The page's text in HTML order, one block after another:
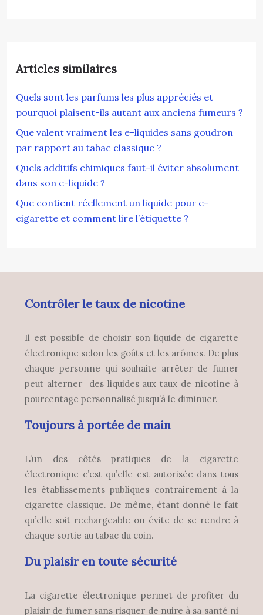
Articles similaires
Quels sont les parfums les plus appréciés et
pourquoi plaisent-ils autant aux anciens fumeurs ?
Que valent vraiment les e-liquides sans goudron
par rapport au tabac classique ?
Quels additifs chimiques faut-il éviter absolument
dans son e-liquide ?
Que contient réellement un liquide pour e-
cigarette et comment lire l’étiquette ?
Contrôler le taux de nicotine
Il est possible de choisir son liquide de cigarette
électronique selon les goûts et les arômes. De plus
chaque personne qui souhaite arrêter de fumer
peut alterner des liquides aux taux de nicotine à
pourcentage personnalisé jusqu’à le diminuer.
Toujours à portée de main
L’un des côtés pratiques de la cigarette
électronique c’est qu’elle est autorisée dans tous
les établissements publiques contrairement à la
cigarette classique. De même, étant donné le fait
qu’elle soit rechargeable on évite de se rendre à
chaque sortie au tabac du coin.
Du plaisir en toute sécurité
La cigarette électronique permet de profiter du
plaisir de fumer sans risquer de nuire à sa santé ni